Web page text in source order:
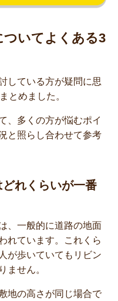
ついてよくある3
している方が疑問に思
とめました。
、多くの方が悩むポイ
と照らし合わせて参考
れくらいが一番
、一般的に道路の地面
れています。これくら
が歩いていてもリビン
ません。
地の高さが同じ場合で